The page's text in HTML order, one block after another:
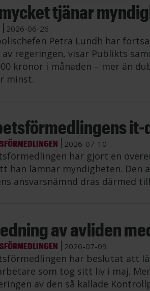
tjänar
2026-06-26
Petra Lundh har
regeringen, visar Publikts
kronor i månaden – mer än
minst.
2026-07-10
har gjort en
han lämnar myndigheten.
ansvarsnämnd dras därmed
av avliden
2026-07-09
har beslutat att
som tog sitt liv i maj.
av den så kallade